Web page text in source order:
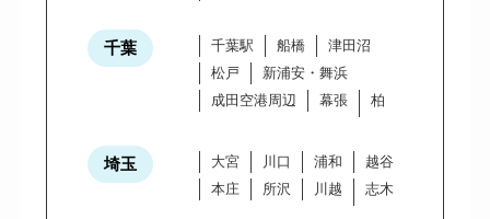
千葉 千葉駅 船橋
津田沼
松戸
新浦安・舞浜
成田空港周辺
幕張 柏
埼玉 大宮 川口 浦和
越谷
本庄
所沢 川越 志木